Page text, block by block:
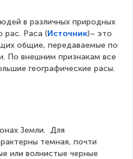
в различных природных
рас. Раса (Источник)– это
общие, передаваемые по
По внешним признакам все
географические расы.
Земли.  Для
темная, почти
или волнистые черные